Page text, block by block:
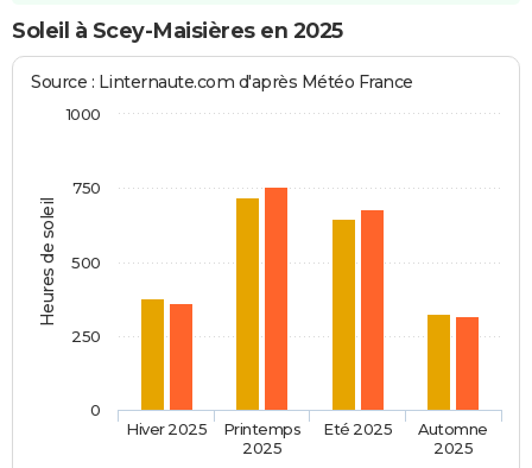
Soleil à Scey-Maisières en 2025
Heures de soleil
Source : Linternaute.com d'après Météo France
Hiver 2025
Printemps
2025
Eté 2025
Automne
2025
0
250
500
750
1000